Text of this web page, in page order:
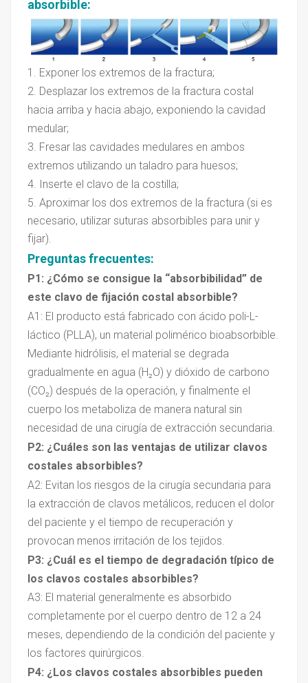
absorbible:
1. Exponer los extremos de la fractura;
2. Desplazar los extremos de la fractura costal
hacia arriba y hacia abajo, exponiendo la cavidad
medular;
3. Fresar las cavidades medulares en ambos
extremos utilizando un taladro para huesos;
4. Inserte el clavo de la costilla;
5. Aproximar los dos extremos de la fractura (si es
necesario, utilizar suturas absorbibles para unir y
fijar).
Preguntas frecuentes:
P1: ¿Cómo se consigue la “absorbibilidad” de
este clavo de fijación costal absorbible?
A1: El producto está fabricado con ácido poli-L-
láctico (PLLA), un material polimérico bioabsorbible.
Mediante hidrólisis, el material se degrada
gradualmente en agua (H₂O) y dióxido de carbono
(CO₂) después de la operación, y finalmente el
cuerpo los metaboliza de manera natural sin
necesidad de una cirugía de extracción secundaria.
P2: ¿Cuáles son las ventajas de utilizar clavos
costales absorbibles?
A2: Evitan los riesgos de la cirugía secundaria para
la extracción de clavos metálicos, reducen el dolor
del paciente y el tiempo de recuperación y
provocan menos irritación de los tejidos.
P3: ¿Cuál es el tiempo de degradación típico de
los clavos costales absorbibles?
A3: El material generalmente es absorbido
completamente por el cuerpo dentro de 12 a 24
meses, dependiendo de la condición del paciente y
los factores quirúrgicos.
P4: ¿Los clavos costales absorbibles pueden